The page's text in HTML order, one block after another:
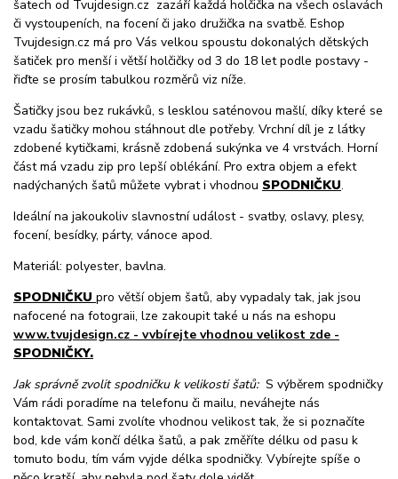
šatech od Tvujdesign.cz zazáří každá holčička na všech oslavách
či vystoupeních, na focení či jako družička na svatbě. Eshop
Tvujdesign.cz má pro Vás velkou spoustu dokonalých dětských
šatiček pro menší i větší holčičky od 3 do 18 let podle postavy -
řiďte se prosím tabulkou rozměrů viz níže.
Šatičky jsou bez rukávků, s lesklou saténovou mašlí, díky které se
vzadu šatičky mohou stáhnout dle potřeby. Vrchní díl je z látky
zdobené kytičkami, krásně zdobená sukýnka ve 4 vrstvách. Horní
část má vzadu zip pro lepší oblékání. Pro extra objem a efekt
nadýchaných šatů můžete vybrat i vhodnou SPODNIČKU.
Ideální na jakoukoliv slavnostní událost - svatby, oslavy, plesy,
focení, besídky, párty, vánoce apod.
Materiál: polyester, bavlna.
SPODNIČKU pro větší objem šatů, aby vypadaly tak, jak jsou
nafocené na fotograii, lze zakoupit také u nás na eshopu
www.tvujdesign.cz - vvbírejte vhodnou velikost zde -
SPODNIČKY.
Jak správně zvolit spodničku k velikosti šatů: S výběrem spodničky
Vám rádi poradíme na telefonu či mailu, neváhejte nás
kontaktovat. Sami zvolíte vhodnou velikost tak, že si poznačíte
bod, kde vám končí délka šatů, a pak změříte délku od pasu k
tomuto bodu, tím vám vyjde délka spodničky. Vybírejte spíše o